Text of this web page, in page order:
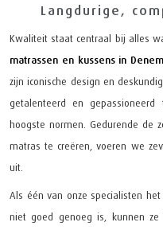
Langdurige,
Kwaliteit staat centraal bij alles
matrassen en kussens in
zijn iconische design en
getalenteerd en
hoogste normen. Gedurende de
matras te creëren, voeren we
uit.
Als één van onze specialisten
niet goed genoeg is, kunnen